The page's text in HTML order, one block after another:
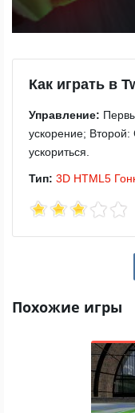
Как играть в
Управление:
ускорение; Второй:
ускориться.
Тип: 3D HTML5
Похожие игры